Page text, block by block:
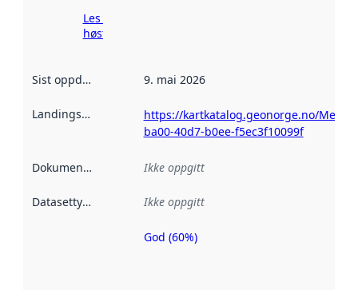
Les mer om
høsting her
Sist oppdatert 9. mai 2026
Landingsside
https://kartkatalog.geonorge.no/
ba00-40d7-b0ee-f5ec3f10099f
Dokumentasjon Ikke oppgitt
Datasettype Ikke oppgitt
Metadatakvalitet
God (60%)